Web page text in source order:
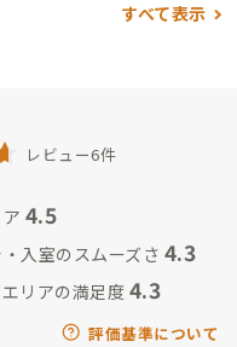
そんな想いで、楽しく
まして。丹波篠山の里山で
アでこの丹波篠山市の農
族で移住してきました。
人のキャリア相談・就
リーランス人事として、
ポートしています。 丹波篠
すべて表示
レビュー6件
4.5
入室のスムーズさ 4.3
エリアの満足度 4.3
評価基準について